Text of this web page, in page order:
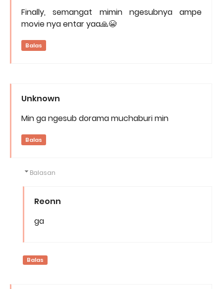
Finally, semangat mimin ngesubnya ampe
movie nya entar yaa🙏😭
Balas
Unknown
Min ga ngesub dorama muchaburi min
Balas
Balasan
Reonn
ga
Balas